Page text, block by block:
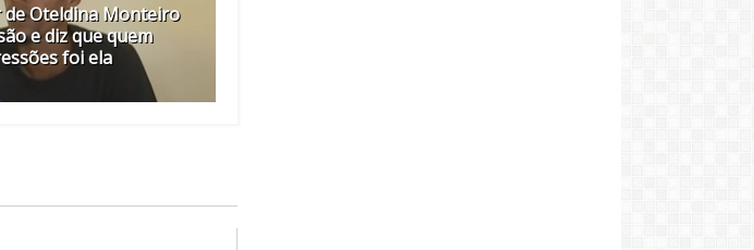
de Oteldina Monteiro
e diz que quem
foi ela